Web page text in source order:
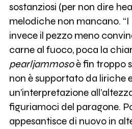
sostanziosi (per non dire
melodiche non mancano. “I
invece il pezzo meno
carne al fuoco, poca la
pearljammosoè fin troppo
non è supportato da liriche
un’interpretazione
figuriamoci del paragone.
appesantisce di nuovo in